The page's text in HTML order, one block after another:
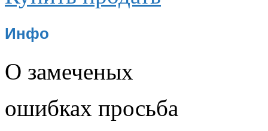
Инфо
О замеченых
ошибках просьба